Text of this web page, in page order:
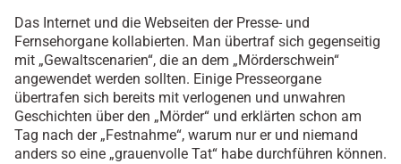
Das Internet und die Webseiten der Presse- und
Fernsehorgane kollabierten. Man übertraf sich gegenseitig
mit „Gewaltscenarien“, die an dem „Mörderschwein“
angewendet werden sollten. Einige Presseorgane
übertrafen sich bereits mit verlogenen und unwahren
Geschichten über den „Mörder“ und erklärten schon am
Tag nach der „Festnahme“, warum nur er und niemand
anders so eine „grauenvolle Tat“ habe durchführen können.